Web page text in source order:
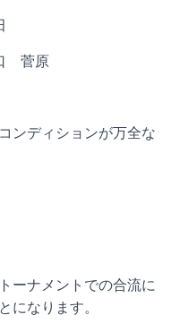
菅原
ンディションが万全な
ーナメントでの合流に
になります。